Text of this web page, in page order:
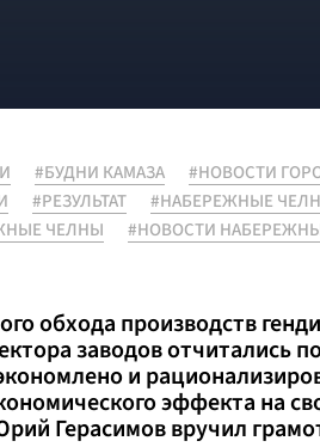
#БУДНИ КАМАЗА #НОВОСТИ
#РЕЗУЛЬТАТ #НАБЕРЕЖНЫЕ
ЧЕЛНЫ
#НОВОСТИ
обхода производств
заводов отчитались
и
эффекта на
Герасимов вручил